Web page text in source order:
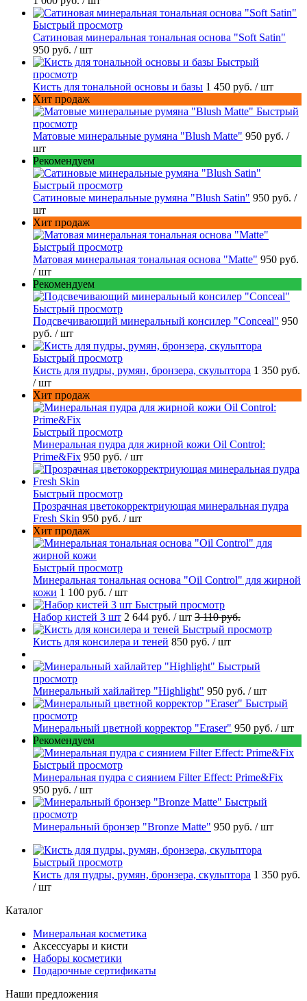
Быстрый просмотр
Сатиновая минеральная тональная основа "Soft Satin"
950 руб. / шт
Быстрый
просмотр
Кисть для тональной основы и базы 1 450 руб. / шт
Хит продаж
Быстрый
просмотр
Матовые минеральные румяна "Blush Matte" 950 руб. /
шт
Рекомендуем
Быстрый просмотр
Сатиновые минеральные румяна "Blush Satin" 950 руб. /
шт
Хит продаж
Быстрый просмотр
Матовая минеральная тональная основа "Matte" 950 руб.
/ шт
Рекомендуем
Быстрый просмотр
Подсвечивающий минеральный консилер "Conceal" 950
руб. / шт
Быстрый просмотр
Кисть для пудры, румян, бронзера, скульптора 1 350 руб.
/ шт
Хит продаж
Быстрый просмотр
Минеральная пудра для жирной кожи Oil Control:
Prime&Fix 950 руб. / шт
Быстрый просмотр
Прозрачная цветокорректриующая минеральная пудра
Fresh Skin 950 руб. / шт
Хит продаж
Быстрый просмотр
Минеральная тональная основа "Oil Control" для жирной
кожи 1 100 руб. / шт
Быстрый просмотр
Набор кистей 3 шт 2 644 руб. / шт 3 110 руб.
Быстрый просмотр
Кисть для консилера и теней 850 руб. / шт
Быстрый
просмотр
Минеральный хайлайтер "Highlight" 950 руб. / шт
Быстрый
просмотр
Минеральный цветной корректор "Eraser" 950 руб. / шт
Рекомендуем
Быстрый просмотр
Минеральная пудра с сиянием Filter Effect: Prime&Fix
950 руб. / шт
Быстрый
просмотр
Минеральный бронзер "Bronze Matte" 950 руб. / шт
Быстрый просмотр
Кисть для пудры, румян, бронзера, скульптора 1 350 руб.
/ шт
Каталог
Минеральная косметика
Аксессуары и кисти
Наборы косметики
Подарочные сертификаты
Наши предложения